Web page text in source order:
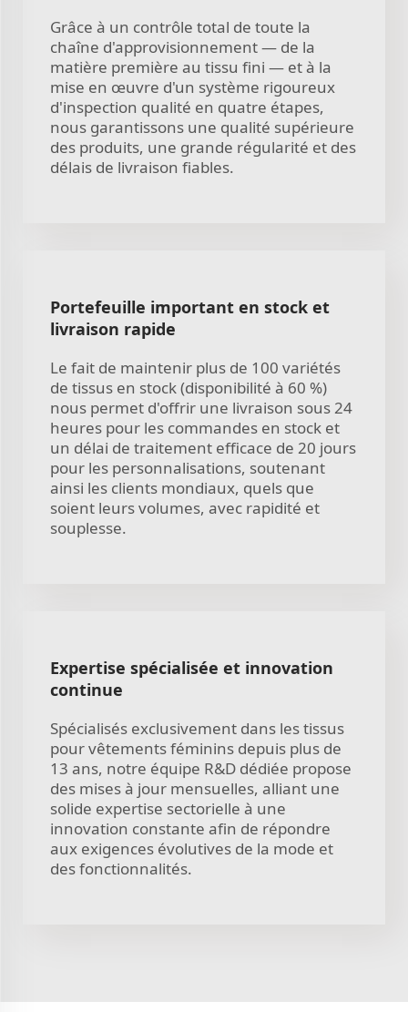
Grâce à un contrôle total de toute la
chaîne d'approvisionnement — de la
matière première au tissu fini — et à la
mise en œuvre d'un système rigoureux
d'inspection qualité en quatre étapes,
nous garantissons une qualité supérieure
des produits, une grande régularité et des
délais de livraison fiables.
Portefeuille important en stock et
livraison rapide
Le fait de maintenir plus de 100 variétés
de tissus en stock (disponibilité à 60 %)
nous permet d'offrir une livraison sous 24
heures pour les commandes en stock et
un délai de traitement efficace de 20 jours
pour les personnalisations, soutenant
ainsi les clients mondiaux, quels que
soient leurs volumes, avec rapidité et
souplesse.
Expertise spécialisée et innovation
continue
Spécialisés exclusivement dans les tissus
pour vêtements féminins depuis plus de
13 ans, notre équipe R&D dédiée propose
des mises à jour mensuelles, alliant une
solide expertise sectorielle à une
innovation constante afin de répondre
aux exigences évolutives de la mode et
des fonctionnalités.